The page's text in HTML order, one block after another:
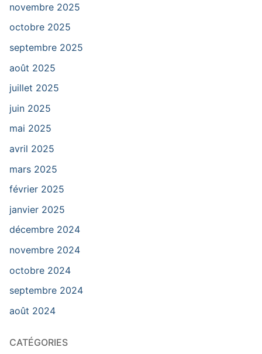
novembre 2025
octobre 2025
septembre 2025
août 2025
juillet 2025
juin 2025
mai 2025
avril 2025
mars 2025
février 2025
janvier 2025
décembre 2024
novembre 2024
octobre 2024
septembre 2024
août 2024
CATÉGORIES